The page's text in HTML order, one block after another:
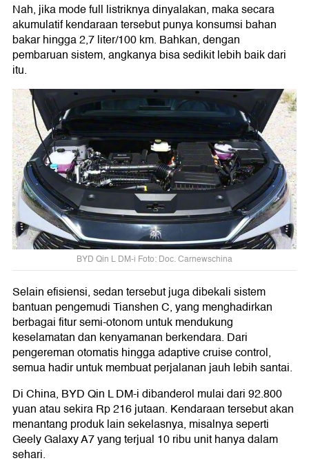
Nah, jika mode full listriknya dinyalakan, maka secara
akumulatif kendaraan tersebut punya konsumsi bahan
bakar hingga 2,7 liter/100 km. Bahkan, dengan
pembaruan sistem, angkanya bisa sedikit lebih baik dari
itu.
BYD Qin L DM-i Foto: Doc. Carnewschina
Selain efisiensi, sedan tersebut juga dibekali sistem
bantuan pengemudi Tianshen C, yang menghadirkan
berbagai fitur semi-otonom untuk mendukung
keselamatan dan kenyamanan berkendara. Dari
pengereman otomatis hingga adaptive cruise control,
semua hadir untuk membuat perjalanan jauh lebih santai.
Di China, BYD Qin L DM-i dibanderol mulai dari 92.800
yuan atau sekira Rp 216 jutaan. Kendaraan tersebut akan
menantang produk lain sekelasnya, misalnya seperti
Geely Galaxy A7 yang terjual 10 ribu unit hanya dalam
sehari.